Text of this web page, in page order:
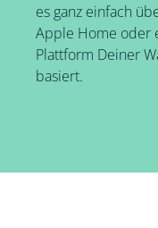
es ganz einfach
Apple Home oder
Plattform Deiner
basiert.